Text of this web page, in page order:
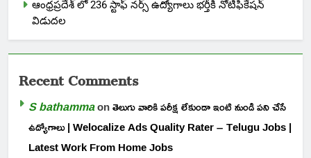
ఆంధ్రప్రదేశ్ లో 236 స్టాఫ్ నర్స్ ఉద్యోగాలు భర్తీకి నోటిఫికేషన్
విడుదల
Recent Comments
S bathammaonతెలుగు వారికి పరీక్ష లేకుండా ఇంటి నుండి పని చేసే
ఉద్యోగాలు | Welocalize Ads Quality Rater – Telugu Jobs |
Latest Work From Home Jobs